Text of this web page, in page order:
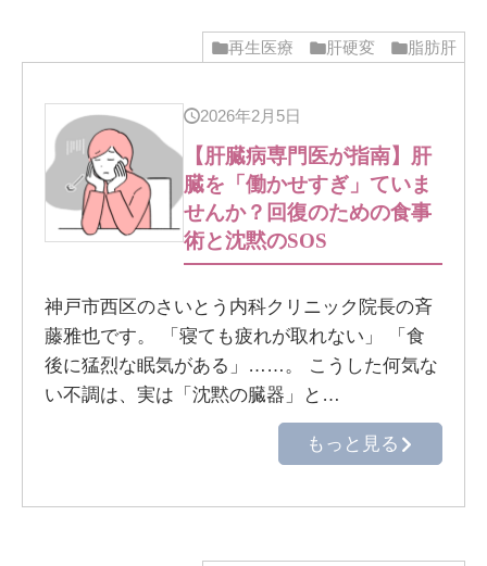
再生医療 肝硬変 脂肪肝
2026年2月5日
【肝臓病専門医が指南】肝
臓を「働かせすぎ」ていま
せんか？回復のための食事
術と沈黙のSOS
神戸市西区のさいとう内科クリニック院長の斉
藤雅也です。 「寝ても疲れが取れない」 「食
後に猛烈な眠気がある」……。 こうした何気な
い不調は、実は「沈黙の臓器」と…
もっと見る